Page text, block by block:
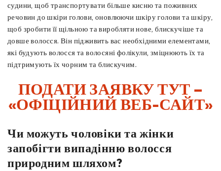
судини, щоб транспортувати більше кисню та поживних
речовин до шкіри голови, оновлюючи шкіру голови та шкіру,
щоб зробити її щільною та виробляти нове, блискучіше та
довше волосся. Він підживить вас необхідними елементами,
які будують волосся та волосяні фолікули, зміцнюють їх та
підтримують їх чорним та блискучим.
ПОДАТИ ЗАЯВКУ ТУТ –
«ОФІЦІЙНИЙ ВЕБ-САЙТ»
Чи можуть чоловіки та жінки
запобігти випадінню волосся
природним шляхом?